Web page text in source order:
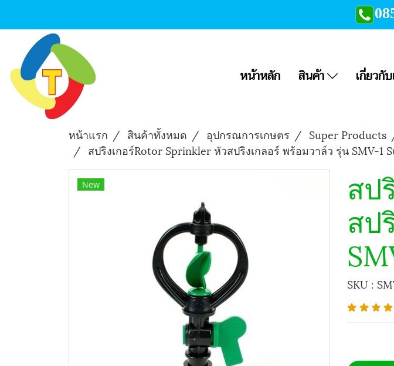
หน้าหลัก สินค้า เกี่ยวกับ
หน้าแรก สินค้าทั้งหมด อุปกรณการเกษตร Super Products
สปริงเกอร์Rotor Sprinkler หัวสปริงเกลอร์ พร้อมวาล์ว รุ่น SMV-1
New
สป
สป
SKU :